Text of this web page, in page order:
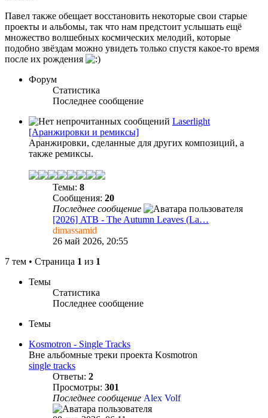
Павел также обещает восстановить некоторые свои старые
проекты и альбомы, так что нам предстоит услышать ещё
множество волшебных космических мелодий, которые
подобно звёздам можно увидеть только спустя какое-то время
после их рождения
Форум
Статистика
Последнее сообщение
Laserlight
[Аранжировки и ремиксы]
Аранжировки, сделанные для других композиций, а
также ремиксы.
Темы: 8
Сообщения: 20
Последнее сообщение
[2026] ATB - The Autumn Leaves (La…
dimassamid
26 май 2026, 20:55
7 тем • Страница 1 из 1
Темы
Статистика
Последнее сообщение
Темы
Kosmotron - Single Tracks
Вне альбомные треки проекта Kosmotron
single tracks
Ответы: 2
Просмотры: 301
Последнее сообщение Alex Volf